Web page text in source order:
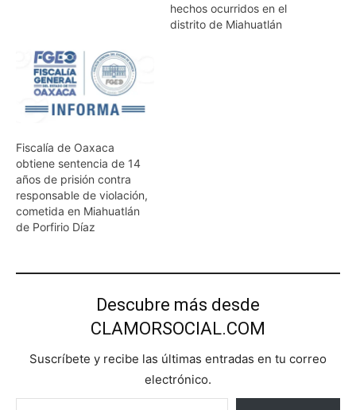
hechos ocurridos en el
distrito de Miahuatlán
Fiscalía de Oaxaca
obtiene sentencia de 14
años de prisión contra
responsable de violación,
cometida en Miahuatlán
de Porfirio Díaz
Descubre más desde
CLAMORSOCIAL.COM
Suscríbete y recibe las últimas entradas en tu correo
electrónico.
Escribe tu correo electrónico…